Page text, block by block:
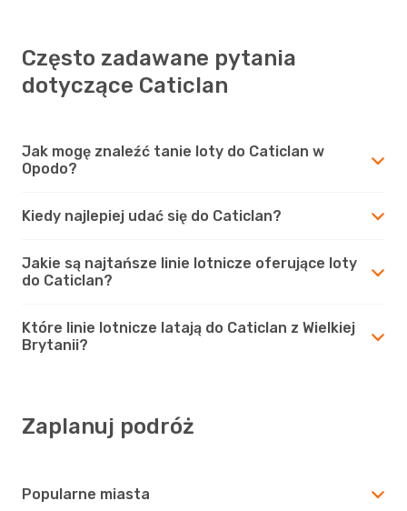
Często zadawane pytania
dotyczące Caticlan
Jak mogę znaleźć tanie loty do Caticlan w
Opodo?
Kiedy najlepiej udać się do Caticlan?
Jakie są najtańsze linie lotnicze oferujące loty
do Caticlan?
Które linie lotnicze latają do Caticlan z Wielkiej
Brytanii?
Zaplanuj podróż
Popularne miasta